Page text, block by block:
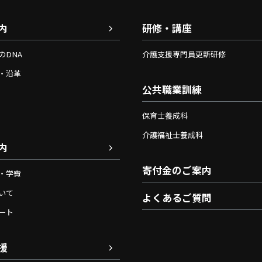
DNA
沿革
学費
て
ト
研修・講座
介護支援専門員更新研修
公共職業訓練
保育士養成科
介護福祉士養成科
寄付金のご案内
よくあるご質問